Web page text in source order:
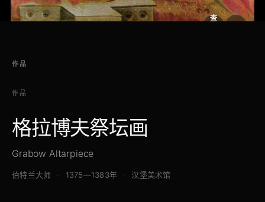
查
作品
作品
格拉博夫祭坛画
Grabow Altarpiece
伯特兰大师 1375—1383年 汉堡美术馆